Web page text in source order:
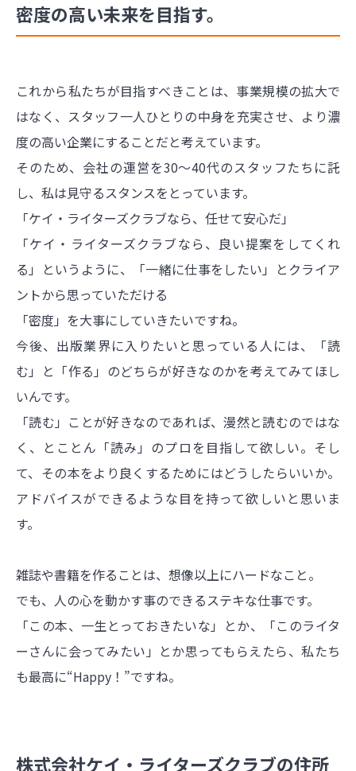
密度の高い未来を目指す。
これから私たちが目指すべきことは、事業規模の拡大で
はなく、スタッフ一人ひとりの中身を充実させ、より濃
度の高い企業にすることだと考えています。
そのため、会社の運営を30〜40代のスタッフたちに託
し、私は見守るスタンスをとっています。
「ケイ・ライターズクラブなら、任せて安心だ」
「ケイ・ライターズクラブなら、良い提案をしてくれ
る」というように、「一緒に仕事をしたい」とクライア
ントから思っていただける
「密度」を大事にしていきたいですね。
今後、出版業界に入りたいと思っている人には、「読
む」と「作る」のどちらが好きなのかを考えてみてほし
いんです。
「読む」ことが好きなのであれば、漫然と読むのではな
く、とことん「読み」のプロを目指して欲しい。そし
て、その本をより良くするためにはどうしたらいいか。
アドバイスができるような目を持って欲しいと思いま
す。
雑誌や書籍を作ることは、想像以上にハードなこと。
でも、人の心を動かす事のできるステキな仕事です。
「この本、一生とっておきたいな」とか、「このライタ
ーさんに会ってみたい」とか思ってもらえたら、私たち
も最高に“Happy！”ですね。
株式会社ケイ・ライターズクラブの住所